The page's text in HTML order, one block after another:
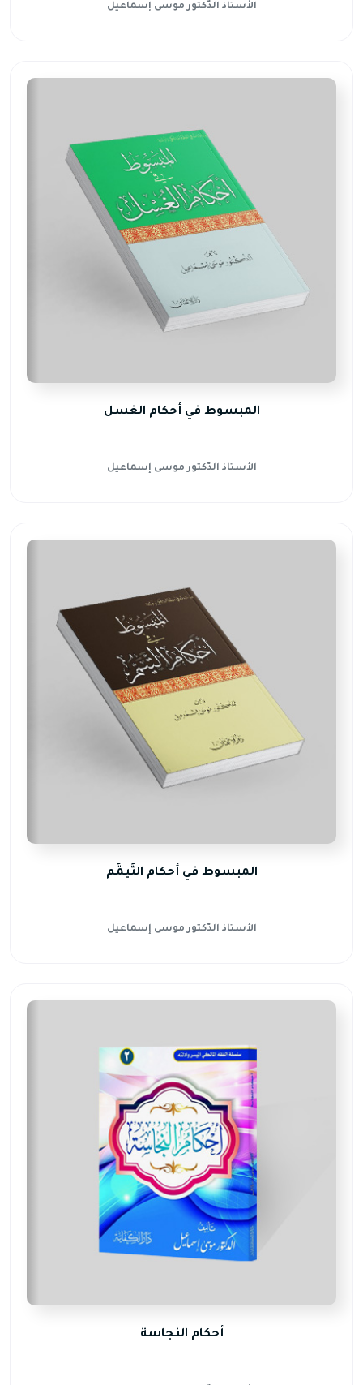
الأستاذ الدّكتور موسى إسماعيل
المبسوط في أحكام الغسل
الأستاذ الدّكتور موسى إسماعيل
المبسوط في أحكام التَّيمَّم
الأستاذ الدّكتور موسى إسماعيل
أحكام النجاسة